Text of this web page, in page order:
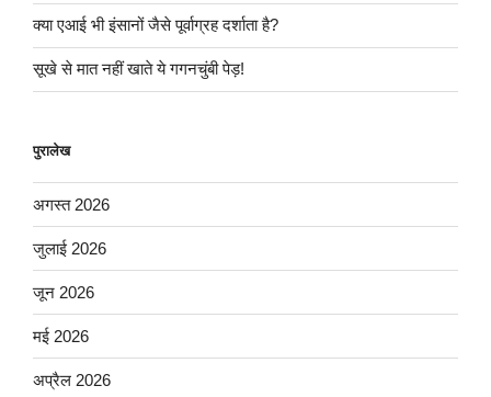
क्या एआई भी इंसानों जैसे पूर्वाग्रह दर्शाता है?
सूखे से मात नहीं खाते ये गगनचुंबी पेड़!
पुरालेख
अगस्त 2026
जुलाई 2026
जून 2026
मई 2026
अप्रैल 2026